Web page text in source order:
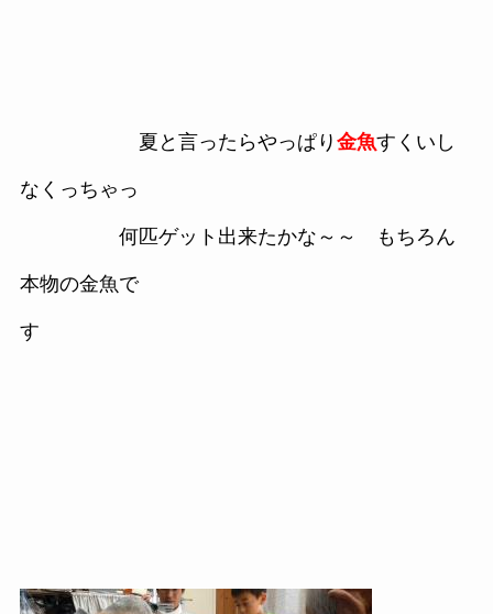
夏と言ったらやっぱり 金魚すくいし
なくっちゃっ
何匹ゲット出来たかな～～ もちろん
本物の金魚で
す